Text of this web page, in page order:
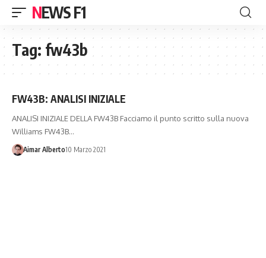
NEWS F1
Tag: fw43b
FW43B: ANALISI INIZIALE
ANALISI INIZIALE DELLA FW43B Facciamo il punto scritto sulla nuova
Williams FW43B…
Aimar Alberto10 Marzo 2021